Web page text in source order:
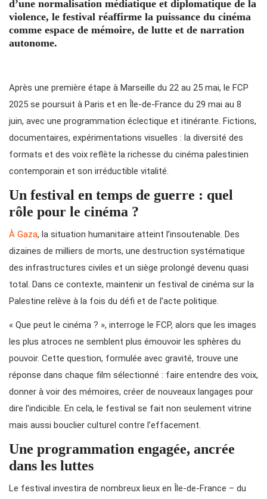
d’une normalisation médiatique et diplomatique de la
violence, le festival réaffirme la puissance du cinéma
comme espace de mémoire, de lutte et de narration
autonome.
Après une première étape à Marseille du 22 au 25 mai, le FCP
2025 se poursuit à Paris et en Île-de-France du 29 mai au 8
juin, avec une programmation éclectique et itinérante. Fictions,
documentaires, expérimentations visuelles : la diversité des
formats et des voix reflète la richesse du cinéma palestinien
contemporain et son irréductible vitalité.
Un festival en temps de guerre : quel
rôle pour le cinéma ?
À Gaza, la situation humanitaire atteint l’insoutenable. Des
dizaines de milliers de morts, une destruction systématique
des infrastructures civiles et un siège prolongé devenu quasi
total. Dans ce contexte, maintenir un festival de cinéma sur la
Palestine relève à la fois du défi et de l’acte politique.
« Que peut le cinéma ? », interroge le FCP, alors que les images
les plus atroces ne semblent plus émouvoir les sphères du
pouvoir. Cette question, formulée avec gravité, trouve une
réponse dans chaque film sélectionné : faire entendre des voix,
donner à voir des mémoires, créer de nouveaux langages pour
dire l’indicible. En cela, le festival se fait non seulement vitrine
mais aussi bouclier culturel contre l’effacement.
Une programmation engagée, ancrée
dans les luttes
Le festival investira de nombreux lieux en Île-de-France – du